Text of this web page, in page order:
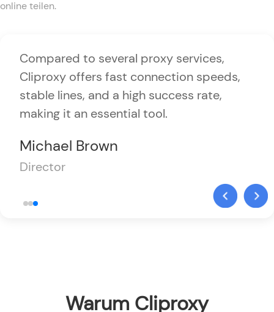
online teilen.
Compared to several proxy services,
Cliproxy offers fast connection speeds,
stable lines, and a high success rate,
making it an essential tool.
Michael Brown
Director
Warum Cliproxy